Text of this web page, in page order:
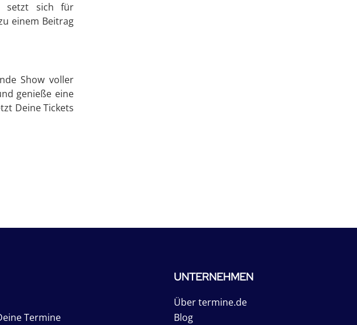
setzt sich für
einem Beitrag
Show voller
genieße eine
Deine Tickets
Termine
UNTERNEHMEN
Über termine.de
Blog